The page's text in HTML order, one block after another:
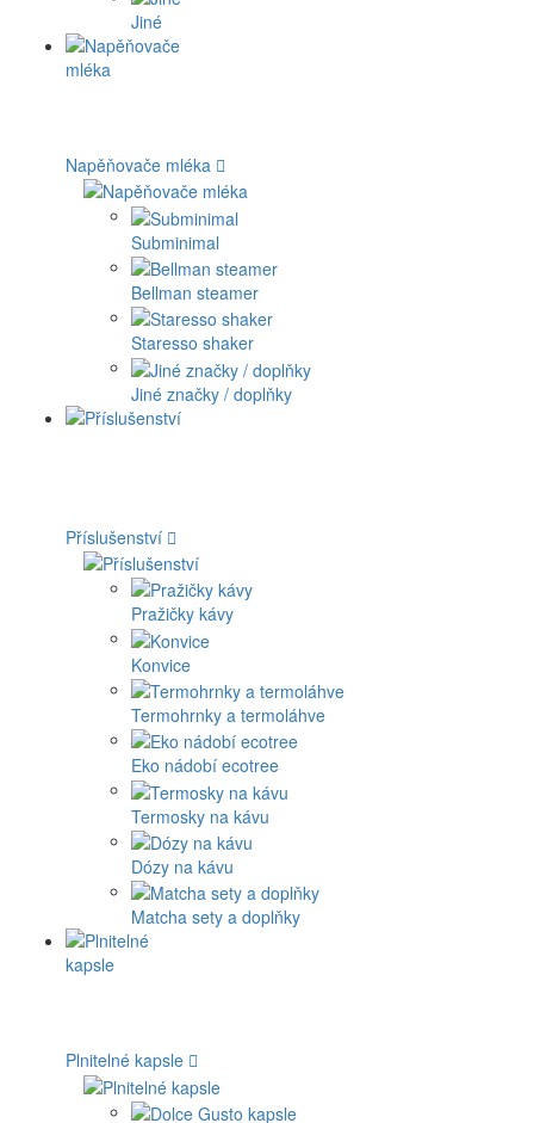
Jiné
Napěňovače mléka
Subminimal
Bellman steamer
Staresso shaker
Jiné značky / doplňky
Příslušenství
Pražičky kávy
Konvice
Termohrnky a termoláhve
Eko nádobí ecotree
Termosky na kávu
Dózy na kávu
Matcha sety a doplňky
Plnitelné kapsle